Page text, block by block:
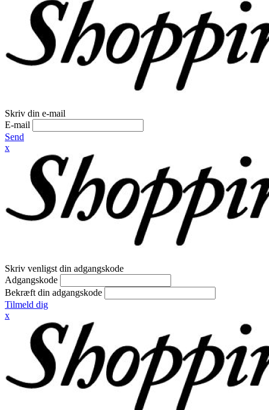
Skriv din e-mail
E-mail
Send
x
Skriv venligst din adgangskode
Adgangskode
Bekræft din adgangskode
Tilmeld dig
x